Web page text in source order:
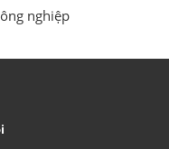
nghiệp